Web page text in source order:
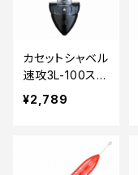
カセットシャベル
速攻3L-100スモ
ーク
¥2,789